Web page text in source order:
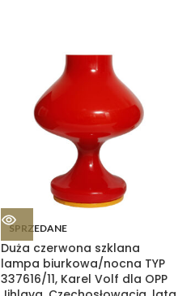
SPRZEDANE
Duża czerwona szklana
lampa biurkowa/nocna TYP
337616/11, Karel Volf dla OPP